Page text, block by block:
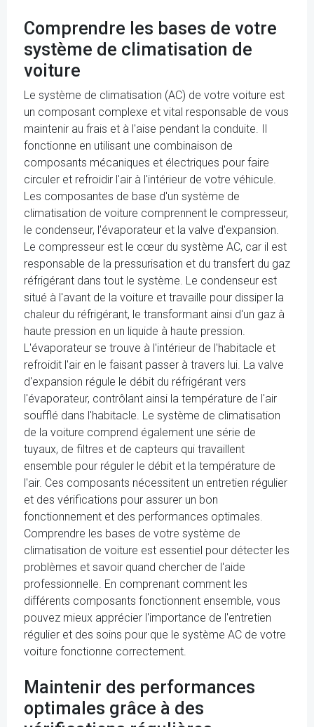
Comprendre les bases de votre
système de climatisation de
voiture
Le système de climatisation (AC) de votre voiture est
un composant complexe et vital responsable de vous
maintenir au frais et à l'aise pendant la conduite. Il
fonctionne en utilisant une combinaison de
composants mécaniques et électriques pour faire
circuler et refroidir l'air à l'intérieur de votre véhicule.
Les composantes de base d'un système de
climatisation de voiture comprennent le compresseur,
le condenseur, l'évaporateur et la valve d'expansion.
Le compresseur est le cœur du système AC, car il est
responsable de la pressurisation et du transfert du gaz
réfrigérant dans tout le système. Le condenseur est
situé à l'avant de la voiture et travaille pour dissiper la
chaleur du réfrigérant, le transformant ainsi d'un gaz à
haute pression en un liquide à haute pression.
L'évaporateur se trouve à l'intérieur de l'habitacle et
refroidit l'air en le faisant passer à travers lui. La valve
d'expansion régule le débit du réfrigérant vers
l'évaporateur, contrôlant ainsi la température de l'air
soufflé dans l'habitacle. Le système de climatisation
de la voiture comprend également une série de
tuyaux, de filtres et de capteurs qui travaillent
ensemble pour réguler le débit et la température de
l'air. Ces composants nécessitent un entretien régulier
et des vérifications pour assurer un bon
fonctionnement et des performances optimales.
Comprendre les bases de votre système de
climatisation de voiture est essentiel pour détecter les
problèmes et savoir quand chercher de l'aide
professionnelle. En comprenant comment les
différents composants fonctionnent ensemble, vous
pouvez mieux apprécier l'importance de l'entretien
régulier et des soins pour que le système AC de votre
voiture fonctionne correctement.
Maintenir des performances
optimales grâce à des